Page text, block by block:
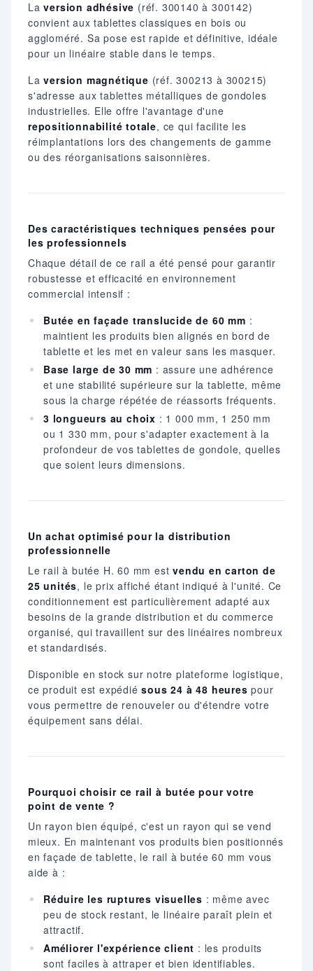
Laversion adhésive (réf. 300140 à 300142)
convient aux tablettes classiques en bois ou
aggloméré. Sa pose est rapide et définitive, idéale
pour un linéaire stable dans le temps.
Laversion magnétique (réf. 300213 à 300215)
s'adresse aux tablettes métalliques de gondoles
industrielles. Elle offre l'avantage d'une
repositionnabilité totale, ce qui facilite les
réimplantations lors des changements de gamme
ou des réorganisations saisonnières.
Des caractéristiques techniques pensées pour
les professionnels
Chaque détail de ce rail a été pensé pour garantir
robustesse et efficacité en environnement
commercial intensif :
Butée en façade translucide de 60 mm :
maintient les produits bien alignés en bord de
tablette et les met en valeur sans les masquer.
Base large de 30 mm : assure une adhérence
et une stabilité supérieure sur la tablette, même
sous la charge répétée de réassorts fréquents.
3 longueurs au choix : 1 000 mm, 1 250 mm
ou 1 330 mm, pour s'adapter exactement à la
profondeur de vos tablettes de gondole, quelles
que soient leurs dimensions.
Un achat optimisé pour la distribution
professionnelle
Le rail à butée H. 60 mm estvendu en carton de
25 unités, le prix affiché étant indiqué à l'unité. Ce
conditionnement est particulièrement adapté aux
besoins de la grande distribution et du commerce
organisé, qui travaillent sur des linéaires nombreux
et standardisés.
Disponible en stock sur notre plateforme logistique,
ce produit est expédiésous 24 à 48 heures pour
vous permettre de renouveler ou d'étendre votre
équipement sans délai.
Pourquoi choisir ce rail à butée pour votre
point de vente ?
Un rayon bien équipé, c'est un rayon qui se vend
mieux. En maintenant vos produits bien positionnés
en façade de tablette, le rail à butée 60 mm vous
aide à :
Réduire les ruptures visuelles : même avec
peu de stock restant, le linéaire paraît plein et
attractif.
Améliorer l'expérience client : les produits
sont faciles à attraper et bien identifiables.